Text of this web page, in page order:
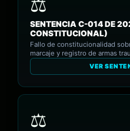
SENTENCIA C-014 DE
CONSTITUCIONAL)
Fallo de constitucionalidad
marcaje y registro de armas
VER